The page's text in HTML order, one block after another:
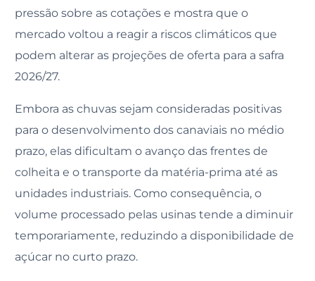
pressão sobre as cotações e mostra que o
mercado voltou a reagir a riscos climáticos que
podem alterar as projeções de oferta para a safra
2026/27.
Embora as chuvas sejam consideradas positivas
para o desenvolvimento dos canaviais no médio
prazo, elas dificultam o avanço das frentes de
colheita e o transporte da matéria-prima até as
unidades industriais. Como consequência, o
volume processado pelas usinas tende a diminuir
temporariamente, reduzindo a disponibilidade de
açúcar no curto prazo.